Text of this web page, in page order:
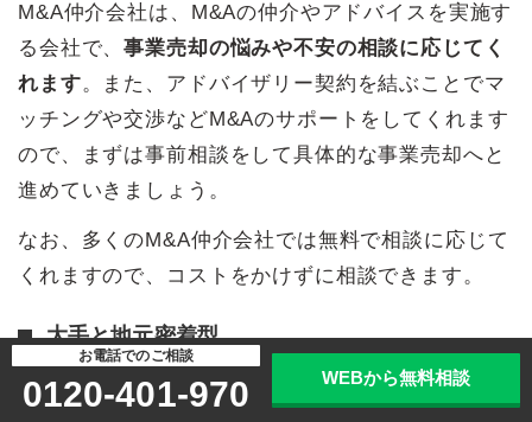
M&A仲介会社は、M&Aの仲介やアドバイスを実施す
る会社で、事業売却の悩みや不安の相談に応じてく
れます。また、アドバイザリー契約を結ぶことでマ
ッチングや交渉などM&Aのサポートをしてくれます
ので、まずは事前相談をして具体的な事業売却へと
進めていきましょう。
なお、多くのM&A仲介会社では無料で相談に応じて
くれますので、コストをかけずに相談できます。
大手と地元密着型
M&A仲介会社には東証一部上場を果たして全国に支
お電話でのご相談
0120-401-970 WEBから無料相談